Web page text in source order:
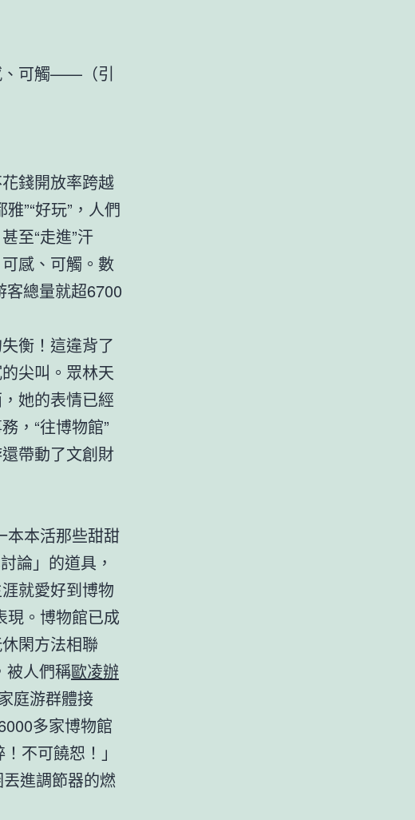
、可觸——（引
錢開放率跨越
”“好玩”，人們
至“走進”汗
感、可觸。數
總量就超6700
衡！這違背了
尖叫。眾林天
她的表情已經
，“往博物館”
帶動了文創財
本活那些甜甜
論」的道具，
就愛好到博物
現。博物館已成
閑方法相聯
被人們稱歐凌辦
庭游群體接
多家博物館
不可饒恕！」
進調節器的燃